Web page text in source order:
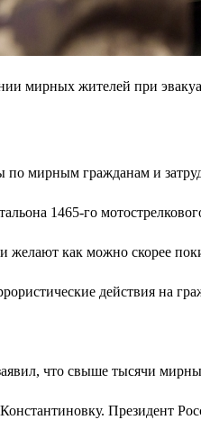
мирных жителей при
по мирным гражданам и
1465-го
как можно скорее
действия на
что свыше тысячи
Президент